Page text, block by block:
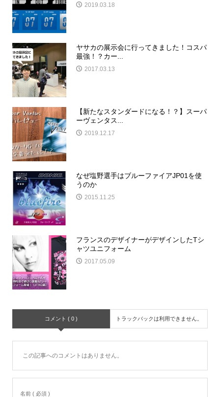
2019.03.18
ヤサカの展示会に行ってきました！コスパ
最強！？カー...
2017.03.13
【新たなスタンダードになる！？】スーパ
ーヴェンタス...
2019.12.17
なぜ塩野選手はブルーファイアJP01を使
うのか
2015.11.25
フランスのデザイナーがデザインしたTシ
ャツユニフォーム
2017.05.09
コメント ( 0 ) トラックバックは利用できません。
この記事へのコメントはありません。
名前 ( 必須 )